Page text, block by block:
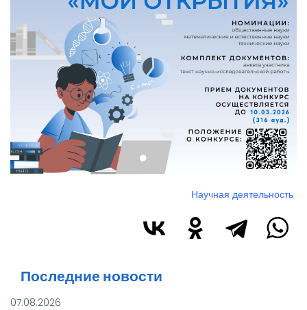
Научная деятельность
Последние новости
07.08.2026